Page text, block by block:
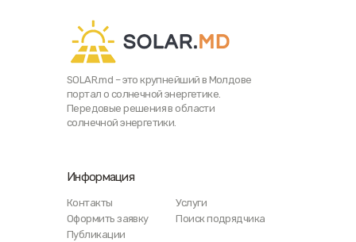
SOLAR.md – это крупнейший в Молдове
портал о солнечной энергетике.
Передовые решения в области
солнечной энергетики.
Информация
Контакты
Услуги
Оформить заявку
Поиск подрядчика
Публикации